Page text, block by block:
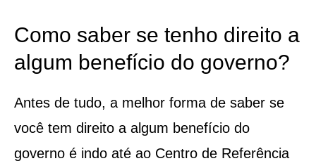
Como saber se tenho direito a
algum benefício do governo?
Antes de tudo, a melhor forma de saber se
você tem direito a algum benefício do
governo é indo até ao Centro de Referência